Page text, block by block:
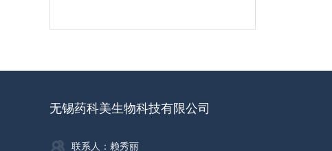
无锡药科美生物科技有限公司
联系人：赖秀丽